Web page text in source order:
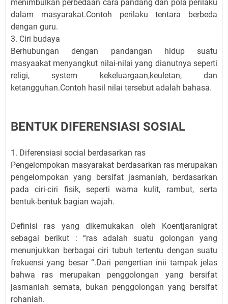
menimbulkan perbedaan cara pandang dan pola perilaku
dalam masyarakat.Contoh perilaku tentara berbeda
dengan guru.
3. Ciri budaya
Berhubungan dengan pandangan hidup suatu
masyaakat menyangkut nilai-nilai yang dianutnya seperti
religi, system kekeluargaan,keuletan, dan
ketangguhan.Contoh hasil nilai tersebut adalah bahasa.
BENTUK DIFERENSIASI SOSIAL
1. Diferensiasi social berdasarkan ras
Pengelompokan masyarakat berdasarkan ras merupakan
pengelompokan yang bersifat jasmaniah, berdasarkan
pada ciri-ciri fisik, seperti warna kulit, rambut, serta
bentuk-bentuk bagian wajah.
Definisi ras yang dikemukakan oleh Koentjaranigrat
sebagai berikut : “ras adalah suatu golongan yang
menunjukkan berbagai ciri tubuh tertentu dengan suatu
frekuensi yang besar “.Dari pengertian inii tampak jelas
bahwa ras merupakan penggolongan yang bersifat
jasmaniah semata, bukan penggolongan yang bersifat
rohaniah.